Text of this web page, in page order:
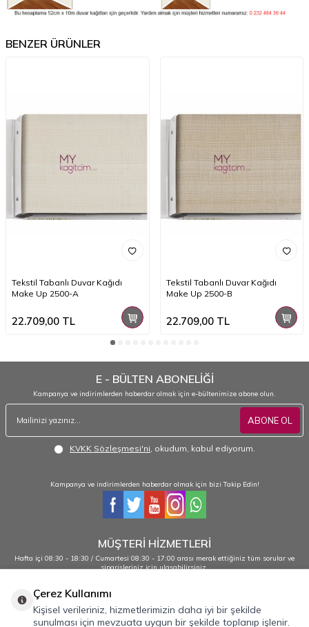
BENZER ÜRÜNLER
Tekstil Tabanlı Duvar Kağıdı
Make Up 2500-A
22.709,00 TL
Tekstil Tabanlı Duvar Kağıdı
Make Up 2500-B
22.709,00TL
E - BÜLTEN ABONELİĞİ
Kampanya ve indirimlerden haberdar olmak için e-bültenimize abone olun.
ABONE OL
KVKK Sözleşmesi'ni, okudum, kabul ediyorum.
Kampanya ve indirimlerden haberdar olmak için bizi Takip Edin!
MÜŞTERİ HİZMETLERİ
Hafta içi 08:30 - 18:30 / Cumartesi 08:30 - 17:00 arası merak ettiğiniz tüm sorular ve
siparişleriniz için ulaşabilirsiniz.
0232 484 38 44 - 0533 330 88 95
Çerez Kullanımı
Kişisel verileriniz, hizmetlerimizin daha iyi bir şekilde
sunulması için mevzuata uygun bir şekilde toplanıp işlenir.